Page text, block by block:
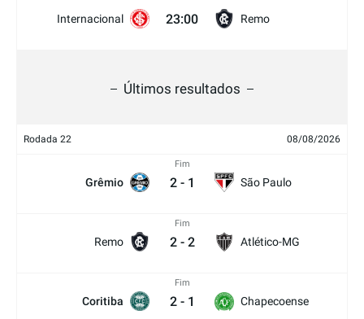
Internacional 23:00 Remo
Últimos resultados
Rodada 22 08/08/2026
Grêmio
Fim
2 - 1 São Paulo
Remo
Fim
2 - 2 Atlético-MG
Coritiba
Fim
2 - 1 Chapecoense